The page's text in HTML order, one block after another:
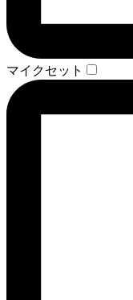
マイクセット